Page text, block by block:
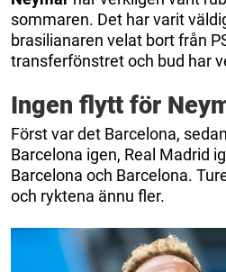
sommaren. Det har varit
brasilianaren velat bort från
transferfönstret och bud har
Ingen flytt för
Först var det Barcelona,
Barcelona igen, Real Madrid
Barcelona och Barcelona.
och ryktena ännu fler.